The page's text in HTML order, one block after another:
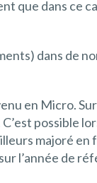
que dans ce
dans de
en Micro.
C’est possible
majoré
l’année de